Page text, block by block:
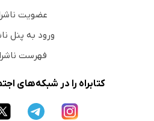
عضویت
ورود به پنل
فهرست
کتابراه را در شبکه‌های